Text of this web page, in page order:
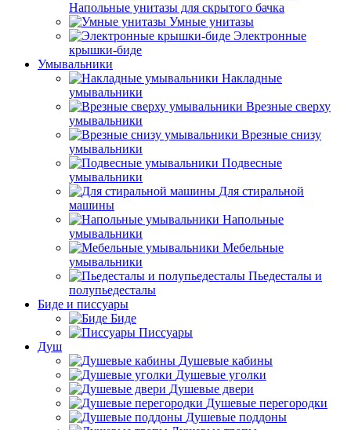
Напольные унитазы для скрытого бачка
Умные унитазы
Электронные
крышки-биде
Умывальники
Накладные
умывальники
Врезные сверху
умывальники
Врезные снизу
умывальники
Подвесные
умывальники
Для стиральной
машины
Напольные
умывальники
Мебельные
умывальники
Пьедесталы и
полупьедесталы
Биде и писсуары
Биде
Писсуары
Душ
Душевые кабины
Душевые уголки
Душевые двери
Душевые перегородки
Душевые поддоны